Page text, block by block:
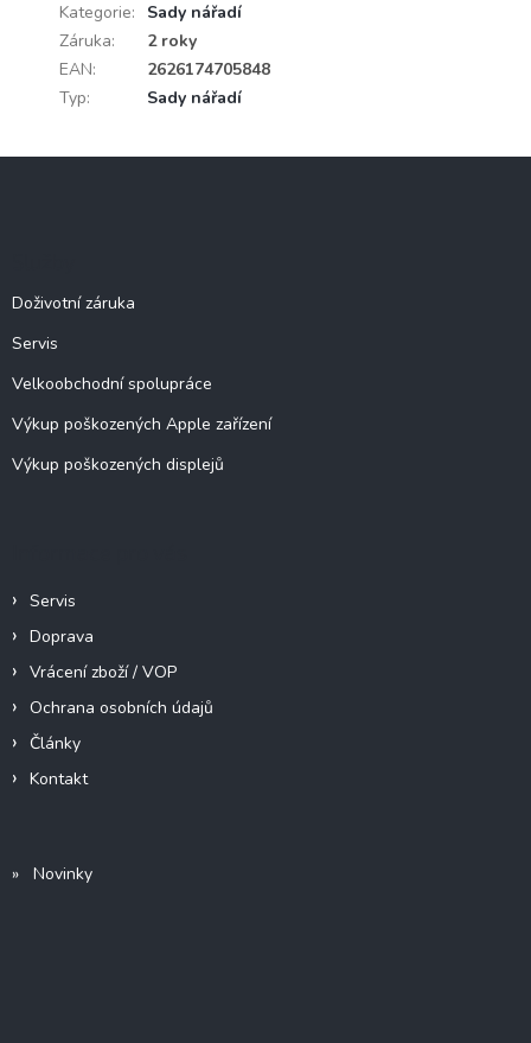
Kategorie:
Sady nářadí
Záruka:
2 roky
EAN:
2626174705848
Typ: Sady nářadí
Doživotní záruka
Servis
Velkoobchodní spolupráce
Výkup poškozených Apple zařízení
Výkup poškozených displejů
Servis
Doprava
Vrácení zboží / VOP
Ochrana osobních údajů
Články
Kontakt
» Novinky